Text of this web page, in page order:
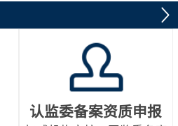
认监委备案资质申报